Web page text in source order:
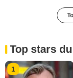
Top stars
1